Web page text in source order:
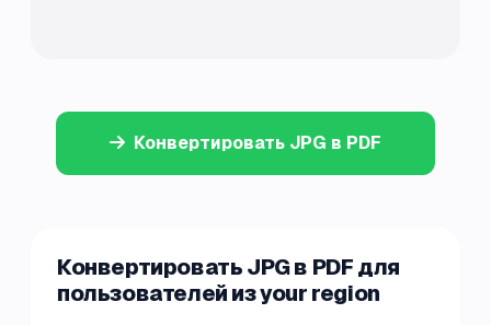
Конвертировать JPG в PDF
Конвертировать JPG в PDF для
пользователей из your region